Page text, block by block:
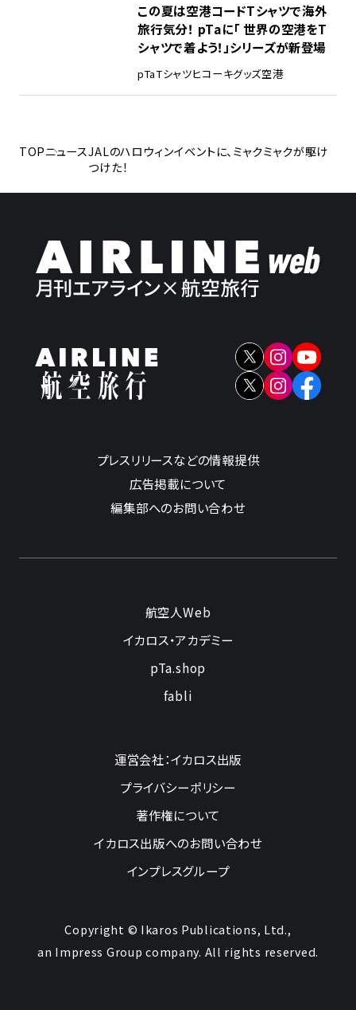
この夏は空港コードTシャツで海外
旅行気分！ pTaに「 世界の空港をT
シャツで着よう！」シリーズが新登場
pTaTシャツヒコーキグッズ空港
TOPニュースJALのハロウィンイベントに、ミャクミャクが駆け
つけた！
プレスリリースなどの情報提供
広告掲載について
編集部へのお問い合わせ
航空人Web
イカロス・アカデミー
pTa.shop
fabli
運営会社：イカロス出版
プライバシーポリシー
著作権について
イカロス出版へのお問い合わせ
インプレスグループ
Copyright © Ikaros Publications, Ltd.,
an Impress Group company. All rights reserved.